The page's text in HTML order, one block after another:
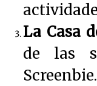
La Casa
de las